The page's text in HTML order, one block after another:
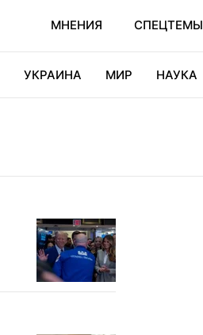
МНЕНИЯ СПЕЦТЕМЫ
УКРАИНА МИР НАУКА